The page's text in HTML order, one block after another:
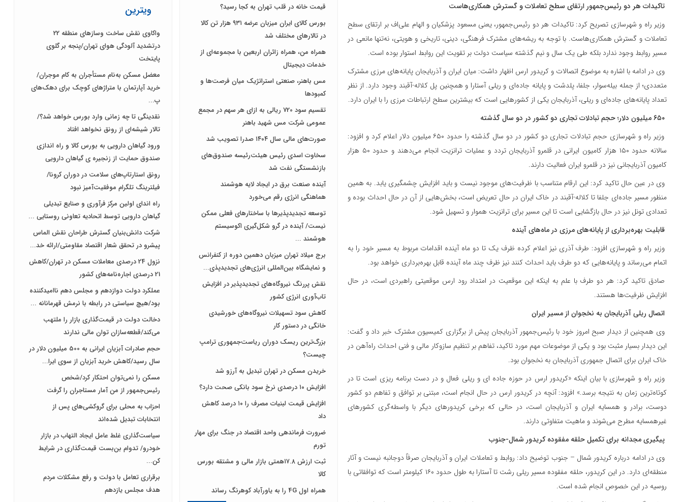
تاکیدات هر دو رئیس‌جمهور ارتقای سطح تعاملات و گسترش همکاری‌هاست
وزیر راه و شهرسازی تصریح کرد: تاکیدات هر دو رئیس‌جمهور، یعنی مسعود پزشکیان و الهام علی‌اف بر ارتقای سطح
تعاملات و گسترش همکاری‌هاست. با توجه به ریشه‌های مشترک فرهنگی، دینی، تاریخی و هویتی، نه‌تنها مانعی در
مسیر روابط وجود ندارد بلکه طی یک سال و نیم گذشته سیاست دولت بر تقویت این روابط استوار بوده است.
وی در ادامه با اشاره به موضوع اتصالات و کریدور ارس اظهار داشت: میان ایران و آذربایجان پایانه‌های مرزی مشترک
متعددی؛ از جمله بیله‌سوار، جلفا، پلدشت و پایانه جاده‌ای و ریلی آستارا و همچنین پل کلاله-آقبند وجود دارد. از نظر
تعداد پایانه‌های جاده‌ای و ریلی، آذربایجان یکی از کشورهایی است که بیشترین سطح ارتباطات مرزی را با ایران دارد.
۶۵۰ میلیون دلار؛ حجم تبادلات تجاری دو کشور در دو سال گذشته
وزیر راه و شهرسازی حجم تبادلات تجاری دو کشور در دو سال گذشته را حدود ۶۵۰ میلیون دلار اعلام کرد و افزود:
سالانه حدود ۱۵۰ هزار کامیون ایرانی در قلمرو آذربایجان تردد و عملیات ترانزیت انجام می‌دهند و حدود ۵۰ هزار
کامیون آذربایجانی نیز در قلمرو ایران فعالیت دارند.
وی در عین حال تاکید کرد: این ارقام متناسب با ظرفیت‌های موجود نیست و باید افزایش چشمگیری یابد. به همین
منظور مسیر جاده‌ای جلفا تا کلاله-آقبند در خاک ایران در حال تعریض است، بخش‌هایی از آن در حال احداث بوده و
تعدادی تونل نیز در حال بازگشایی است تا این مسیر برای ترانزیت هموار و تسهیل شود.
قابلیت بهره‌برداری از پایانه‌های مرزی در ماه‌های آینده
وزیر راه و شهرسازی افزود: طرف آذری نیز اعلام کرده ظرف یک تا دو ماه آینده اقدامات مربوط به مسیر خود را به
اتمام می‌رساند و پایانه‌هایی که دو طرف باید احداث کنند نیز ظرف چند ماه آینده قابل بهره‌برداری خواهد بود.
صادق تاکید کرد: هر دو طرف با علم به اینکه این موقعیت در امتداد رود ارس موقعیتی راهبردی است، در حال
افزایش ظرفیت‌ها هستند.
اتصال ریلی آذربایجان به نخجوان از مسیر ایران
وی همچنین از دیدار صبح امروز خود با رئیس‌جمهور آذربایجان پیش از برگزاری کمیسیون مشترک خبر داد و گفت:
این دیدار بسیار مثبت بود و یکی از موضوعات مهم مورد تاکید، تفاهم بر تنظیم سازوکار مالی و فنی احداث راه‌آهن در
خاک ایران برای اتصال جمهوری آذربایجان به نخجوان بود.
وزیر راه و شهرسازی با بیان اینکه «کریدور ارس در حوزه جاده ای و ریلی فعال و در دست برنامه ریزی است تا در
کوتاه‌ترین زمان به نتیجه برسد.» افزود: آنچه در کریدور ارس در حال انجام است، مبتنی بر توافق و تفاهم دو کشور
دوست، برادر و همسایه ایران و آذربایجان است، در حالی که برخی کریدورهای دیگر با واسطه‌گری کشورهای
غیرهمسایه مطرح می‌شوند و ماهیت متفاوتی دارند.
پیگیری مجدانه برای تکمیل حلقه مفقوده کریدور شمال-جنوب
وی در ادامه درباره کریدور شمال – جنوب توضیح داد: روابط و تعاملات ایران و آذربایجان صرفاً دوجانبه نیست و آثار
منطقه‌ای دارد. در این کریدور، حلقه مفقوده مسیر ریلی رشت تا آستارا به طول حدود ۱۶۰ کیلومتر است که توافقاتی با
روسیه در این خصوص انجام شده است.
قیمت خانه در قلب تهران به کجا رسید؟
بورس کالای ایران میزبان عرضه ۹۳۱ هزار تن کالا
در تالارهای مختلف شد
همراه من، همراه زائران اربعین با مجموعه‌ای از
خدمات دیجیتال
مس باهنر، صنعتی استراتژیک میان فرصت‌ها و
کمبودها
تقسیم سود 720 ریالی به ازای هر سهم در مجمع
عمومی شرکت مس شهید باهنر
صورت‌های مالی سال ۱۴۰۴ صدرا تصویب شد
سخاوت اسدی رئیس هیئت‌رئیسه صندوق‌های
بازنشستگی نفت شد
آینده صنعت برق در ایجاد لایه هوشمند
هماهنگی انرژی رقم می‌خورد
توسعه تجدیدپذیرها با ساختارهای فعلی ممکن
نیست/ آینده در گرو شکل‌گیری اکوسیستم
هوشمند ...
برج میلاد تهران میزبان دهمین دوره از کنفرانس
و نمایشگاه بین‌المللی انرژی‌های تجدیدپذی...
نقش پررنگ نیروگاه‌های تجدیدپذیر در افزایش
تاب‌آوری انرژی کشور
کاهش سود تسهیلات نیروگاه‌های خورشیدی
خانگی در دستور کار
بزرگ‌ترین ریسک دوران ریاست‌جمهوری ترامپ
چیست؟
خریدن مسکن در تهران تبدیل به آرزو شد
افزایش ۱۰ درصدی نرخ سود بانکی صحت دارد؟
افزایش قیمت لبنیات مصرف را ۱۰ درصد کاهش
داد
ضرورت فرماندهی واحد اقتصاد در جنگ برای مهار
تورم
ثبت ارزش ۱۷.۸همتی بازار مالی و مشتقه بورس
کالا
همراه اول 4G را به یاورآباد کوهرنگ رساند
ویترین
واکاوی نقش ساخت وسازهای منطقه 22
درتشدید آلودگی هوای تهران/پنجه بر گلوی
پایتخت
معضل مسکن به‌نام مستأجران به کام موجران/
خرید آپارتمان با متراژهای کوچک برای دهک‌های
پ...
نقدینگی تا چه زمانی وارد بورس خواهد شد؟/
تالار شیشه‌ای از رونق نخواهد افتاد
ورود گیاهان دارویی به بورس کالا و راه اندازی
صندوق حمایت از زنجیره ی گیاهان دارویی
رونق استارتاپ‌های سلامت در دوران کرونا/
فیلترینگ تلگرام موفقیت‌آمیز نبود
راه اندای اولین مرکز فرآوری و صنایع تبدیلی
گیاهان دارویی توسط اتحادیه تعاونی روستایی ...
شرکت دانش‌بنیان گسترش طراحان‌‌ ‌نقش‌ الماس
پیشرو در تحقق شعار اقتصاد مقاومتی/ارائه خد...
نزول 24 درصدی معاملات مسکن در تهران/کاهش
21 درصدی اجاره‌نامه‌های کشور
عملکرد دولت دوازدهم و مجلس دهم ناامیدکننده
بود/هیچ سیاستی در رابطه با نرمش قهرمانانه ...
دخالت دولت در قیمت‌گذاری بازار را ملتهب
می‌کند/قطعه‌سازان توان مالی ندارند
حجم صادرات آبزیان ایرانی به 500 میلیون دلار در
سال رسید/کاهش خرید آبزیان از سوی ایرا...
مسکن را نمی‌توان احتکار کرد/شخص
رئیس‌جمهور از من آمار مستاجران را گرفت
احزاب به محلی برای گروکشی‌های پس از
انتخابات تبدیل شده‌اند
سیاست‌گذاری غلط عامل ایجاد التهاب در بازار
خودرو/ تدوام بن‌بست قیمت‌گذاری در شرایط
کن...
برقراری تعامل با دولت و رفع مشکلات مردم
هدف مجلس‌ یازدهم